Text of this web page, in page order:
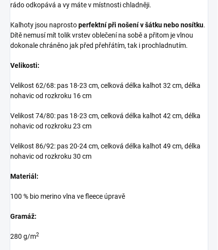
rádo odkopává a vy máte v místnosti chladněji.
Kalhoty jsou naprostoperfektní při nošení v šátku nebo nosítku.
Dítě nemusí mít tolik vrstev oblečení na sobě a přitom je vlnou
dokonale chráněno jak před přehřátím, tak i prochladnutím.
Velikosti:
Velikost 62/68: pas 18-23 cm, celková délka kalhot 32 cm, délka
nohavic od rozkroku 16 cm
Velikost 74/80: pas 18-23 cm, celková délka kalhot 42 cm, délka
nohavic od rozkroku 23 cm
Velikost 86/92: pas 20-24 cm, celková délka kalhot 49 cm, délka
nohavic od rozkroku 30 cm
Materiál:
100 % bio merino vlna ve fleece úpravě
Gramáž:
280 g/m2